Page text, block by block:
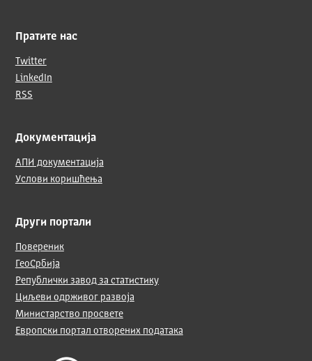
Пратите нас
Twitter
LinkedIn
RSS
Документација
АПИ документација
Услови коришћења
Други портали
Повереник
ГеоСрбија
Републички завод за статистику
Циљеви одрживог развоја
Министарство просвете
Европски портал отворених података